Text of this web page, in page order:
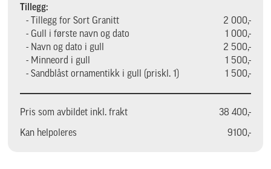
Tillegg:
- Tillegg for Sort Granitt
2 000,-
- Gull i første navn og dato
1 000,-
- Navn og dato i gull
2 500,-
- Minneord i gull
1 500,-
- Sandblåst ornamentikk i gull (priskl. 1)
1 500,-
Pris som avbildet inkl. frakt 38 400,-
Kan helpoleres 9100,-